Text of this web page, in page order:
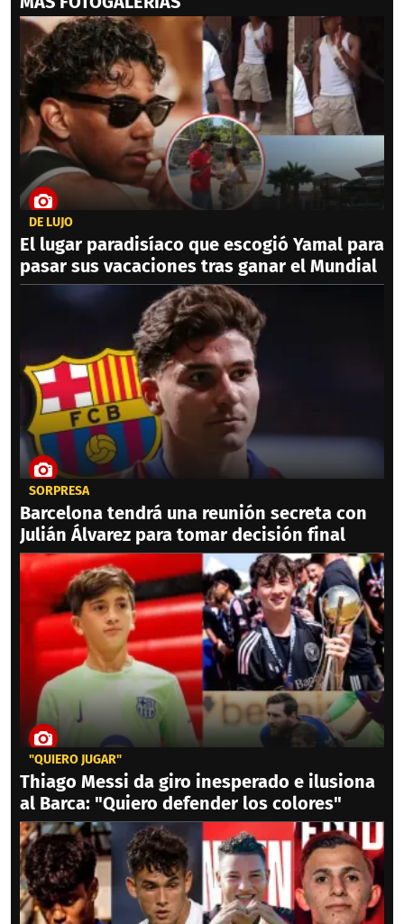
DE LUJO
El lugar paradisíaco que escogió Yamal para
pasar sus vacaciones tras ganar el Mundial
SORPRESA
Barcelona tendrá una reunión secreta con
Julián Álvarez para tomar decisión final
"QUIERO JUGAR"
Thiago Messi da giro inesperado e ilusiona
al Barca: "Quiero defender los colores"